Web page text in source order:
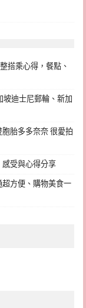
搭乘心得，餐點、
迪士尼郵輪、新加
胎多多奈奈 很愛拍
受與心得分享
方便、購物美食一